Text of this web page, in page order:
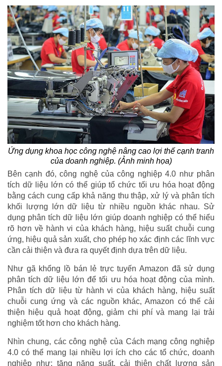
Ứng dụng khoa học công nghệ nâng cao lợi thế cạnh tranh
của doanh nghiệp. (Ảnh minh họa)
Bên cạnh đó, công nghệ của công nghiệp 4.0 như phân
tích dữ liệu lớn có thể giúp tổ chức tối ưu hóa hoạt động
bằng cách cung cấp khả năng thu thập, xử lý và phân tích
khối lượng lớn dữ liệu từ nhiều nguồn khác nhau. Sử
dụng phân tích dữ liệu lớn giúp doanh nghiệp có thể hiểu
rõ hơn về hành vi của khách hàng, hiệu suất chuỗi cung
ứng, hiệu quả sản xuất, cho phép họ xác định các lĩnh vực
cần cải thiện và đưa ra quyết định dựa trên dữ liệu.
Như gã khổng lồ bán lẻ trực tuyến Amazon đã sử dụng
phân tích dữ liệu lớn để tối ưu hóa hoạt động của mình.
Phân tích dữ liệu từ hành vi của khách hàng, hiệu suất
chuỗi cung ứng và các nguồn khác, Amazon có thể cải
thiện hiệu quả hoạt động, giảm chi phí và mang lại trải
nghiệm tốt hơn cho khách hàng.
Nhìn chung, các công nghệ của Cách mạng công nghiệp
4.0 có thể mang lại nhiều lợi ích cho các tổ chức, doanh
nghiệp như: tăng năng suất, cải thiện chất lượng sản